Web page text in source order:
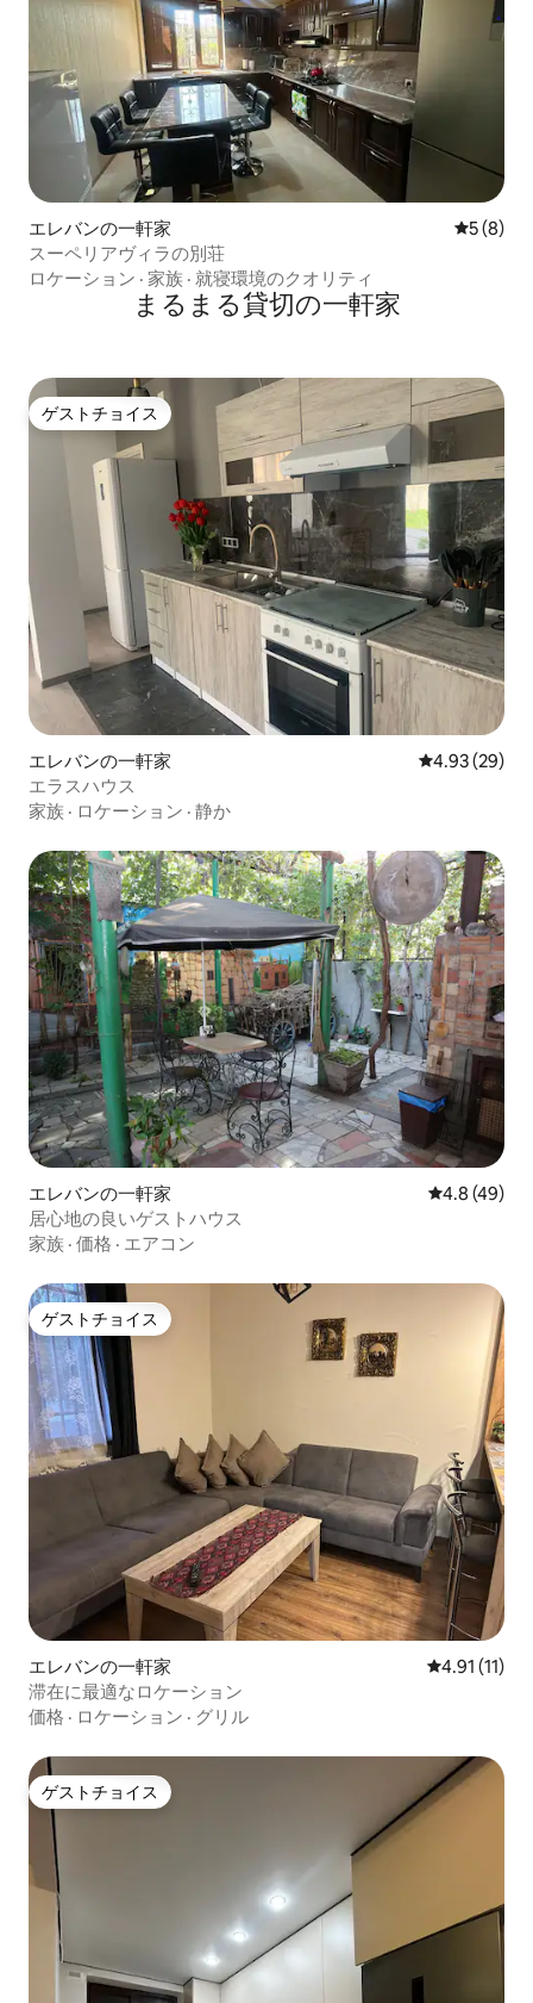
エレバンの一軒家 レビュー
5 (8)
スーペリアヴィラの別荘
ロケーション · 家族 · 就寝環境のクオリティ
まるまる貸切の一軒家
ゲストチョイス
ゲストチョイス
エレバンの一軒家 レビュー29
4.93 (29)
エラスハウス
家族 · ロケーション · 静か
エレバンの一軒家 レビュー49
4.8 (49)
居心地の良いゲストハウス
家族 · 価格 · エアコン
ゲストチョイス
ゲストチョイス
エレバンの一軒家 レビュー11
4.91 (11)
滞在に最適なロケーション
価格 · ロケーション · グリル
ゲストチョイス
ゲストチョイス